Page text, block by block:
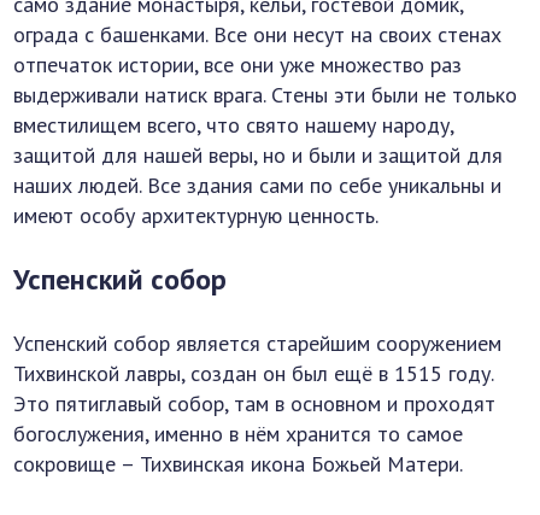
ограда с башенками. Все они несут на своих стенах
отпечаток истории, все они уже множество раз
выдерживали натиск врага. Стены эти были не только
вместилищем всего, что свято нашему народу,
защитой для нашей веры, но и были и защитой для
наших людей. Все здания сами по себе уникальны и
имеют особу архитектурную ценность.
Успенский собор
Успенский собор является старейшим сооружением
Тихвинской лавры, создан он был ещё в 1515 году.
Это пятиглавый собор, там в основном и проходят
богослужения, именно в нём хранится то самое
сокровище – Тихвинская икона Божьей Матери.